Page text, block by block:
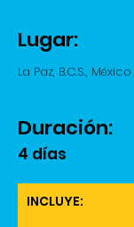
Lugar:
La Paz, B.C.S., México
Duración:
4 días
​INCLUYE: